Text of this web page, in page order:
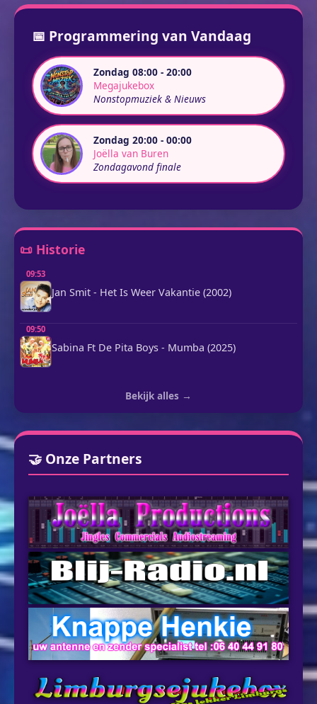
📅 Programmering van Vandaag
Zondag 08:00 - 20:00
Megajukebox
Nonstopmuziek & Nieuws
Zondag 20:00 - 00:00
Joëlla van Buren
Zondagavond finale
📜 Historie
09:53
Jan Smit - Het Is Weer Vakantie (2002)
09:50
Sabina Ft De Pita Boys - Mumba (2025)
Bekijk alles →
🤝 Onze Partners